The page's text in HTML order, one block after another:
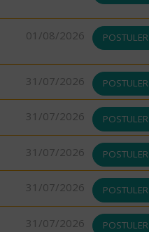
01/08/2026 POSTULER
31/07/2026 POSTULER
31/07/2026 POSTULER
31/07/2026 POSTULER
31/07/2026 POSTULER
31/07/2026 POSTULER